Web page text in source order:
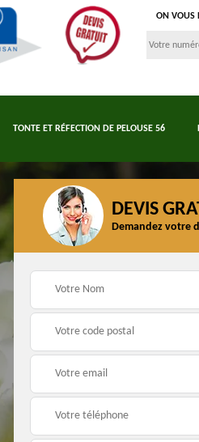
ON VOUS
TONTE ET RÉFECTION DE PELOUSE 56
56 Abattage d'arbres
DEVIS
Demandez votre